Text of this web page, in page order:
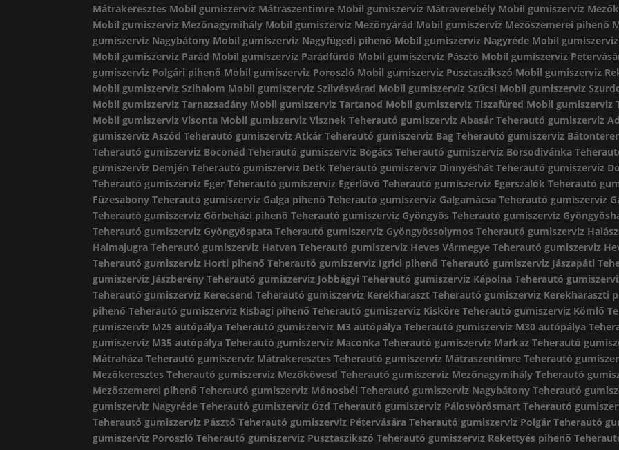
Mátrakeresztes Mobil gumiszerviz Mátraszentimre Mobil gumiszerviz Mátraverebély Mobil gumiszerviz
Mobil gumiszerviz Mezőnagymihály Mobil gumiszerviz Mezőnyárád Mobil gumiszerviz Mezőszemerei pihenő
gumiszerviz Nagybátony Mobil gumiszerviz Nagyfügedi pihenő Mobil gumiszerviz Nagyréde Mobil
Mobil gumiszerviz Parád Mobil gumiszerviz Parádfürdő Mobil gumiszerviz Pásztó Mobil gumiszerviz
gumiszerviz Polgári pihenő Mobil gumiszerviz Poroszló Mobil gumiszerviz Pusztaszikszó Mobil gumiszerviz
Mobil gumiszerviz Szihalom Mobil gumiszerviz Szilvásvárad Mobil gumiszerviz Szűcsi Mobil gumiszerviz
Mobil gumiszerviz Tarnazsadány Mobil gumiszerviz Tartanod Mobil gumiszerviz Tiszafüred Mobil gumiszerviz
Mobil gumiszerviz Visonta Mobil gumiszerviz Visznek Teherautó gumiszerviz Abasár Teherautó gumiszerviz
gumiszerviz Aszód Teherautó gumiszerviz Atkár Teherautó gumiszerviz Bag Teherautó gumiszerviz
Teherautó gumiszerviz Boconád Teherautó gumiszerviz Bogács Teherautó gumiszerviz Borsodivánka
gumiszerviz Demjén Teherautó gumiszerviz Detk Teherautó gumiszerviz Dinnyéshát Teherautó gumiszerviz
Teherautó gumiszerviz Eger Teherautó gumiszerviz Egerlövő Teherautó gumiszerviz Egerszalók Teherautó
Füzesabony Teherautó gumiszerviz Galga pihenő Teherautó gumiszerviz Galgamácsa Teherautó gumiszerviz
Teherautó gumiszerviz Görbeházi pihenő Teherautó gumiszerviz Gyöngyös Teherautó gumiszerviz
Teherautó gumiszerviz Gyöngyöspata Teherautó gumiszerviz Gyöngyössolymos Teherautó gumiszerviz
Halmajugra Teherautó gumiszerviz Hatvan Teherautó gumiszerviz Heves Vármegye Teherautó gumiszerviz
Teherautó gumiszerviz Horti pihenő Teherautó gumiszerviz Igrici pihenő Teherautó gumiszerviz Jászapáti
gumiszerviz Jászberény Teherautó gumiszerviz Jobbágyi Teherautó gumiszerviz Kápolna Teherautó
Teherautó gumiszerviz Kerecsend Teherautó gumiszerviz Kerekharaszt Teherautó gumiszerviz Kerekharaszti
pihenő Teherautó gumiszerviz Kisbagi pihenő Teherautó gumiszerviz Kisköre Teherautó gumiszerviz Kömlő
gumiszerviz M25 autópálya Teherautó gumiszerviz M3 autópálya Teherautó gumiszerviz M30 autópálya
gumiszerviz M35 autópálya Teherautó gumiszerviz Maconka Teherautó gumiszerviz Markaz Teherautó
Mátraháza Teherautó gumiszerviz Mátrakeresztes Teherautó gumiszerviz Mátraszentimre Teherautó
Mezőkeresztes Teherautó gumiszerviz Mezőkövesd Teherautó gumiszerviz Mezőnagymihály Teherautó
Mezőszemerei pihenő Teherautó gumiszerviz Mónosbél Teherautó gumiszerviz Nagybátony Teherautó
gumiszerviz Nagyréde Teherautó gumiszerviz Ózd Teherautó gumiszerviz Pálosvörösmart Teherautó
Teherautó gumiszerviz Pásztó Teherautó gumiszerviz Pétervására Teherautó gumiszerviz Polgár Teherautó
gumiszerviz Poroszló Teherautó gumiszerviz Pusztaszikszó Teherautó gumiszerviz Rekettyés pihenő